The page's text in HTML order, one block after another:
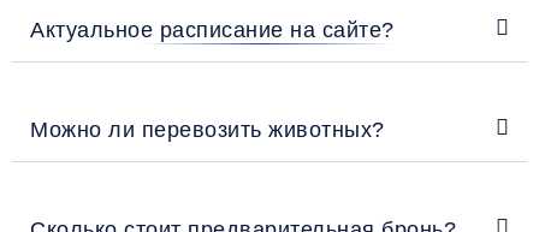
Актуальное расписание на сайте?
Можно ли перевозить животных?